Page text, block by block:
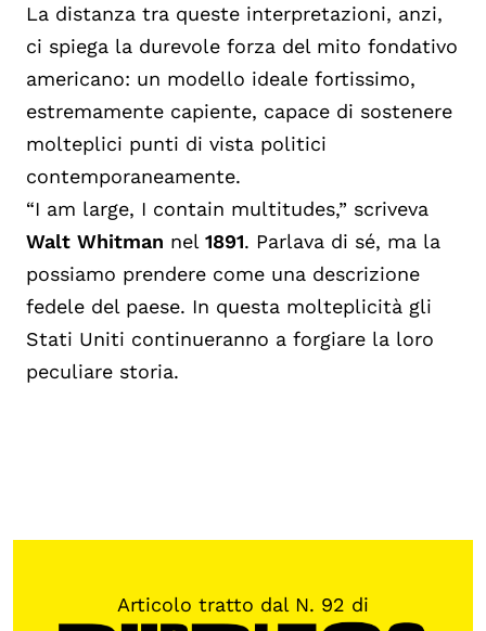
La distanza tra queste interpretazioni, anzi,
ci spiega la durevole forza del mito fondativo
americano: un modello ideale fortissimo,
estremamente capiente, capace di sostenere
molteplici punti di vista politici
contemporaneamente.
“I am large, I contain multitudes,” scriveva
Walt Whitman nel 1891. Parlava di sé, ma la
possiamo prendere come una descrizione
fedele del paese. In questa molteplicità gli
Stati Uniti continueranno a forgiare la loro
peculiare storia.
Articolo tratto dal N. 92 di